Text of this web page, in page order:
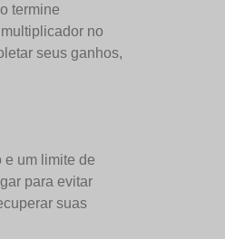
termine
no
seus ganhos,
e um limite de
para evitar
suas